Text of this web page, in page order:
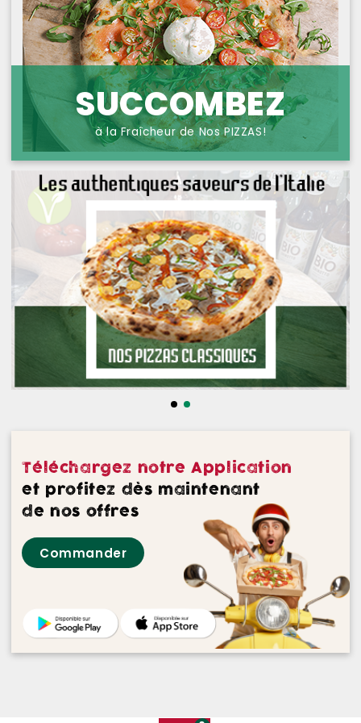
NOS PIZZAS FROMAGES
NOS SAVEURS D AILLEURS
OFFRE PRIMA
OFFRE MEZZO
MENUS BAMBINO
NOS PATES GRATINEES
NOS BURRITOS GRATINES
NOS PANINIS
NOS SALADES
NOS DESSERTS
NOS VINS ROUGES
NOS VINS ROSES
NOS VINS BLANCS
PROTECTION DES
DONNÉES
SUCCOMBEZ
à la Fraîcheur de Nos PIZZAS!
Téléchargez notre Application
et profitez dès maintenant
de nos offres
Commander